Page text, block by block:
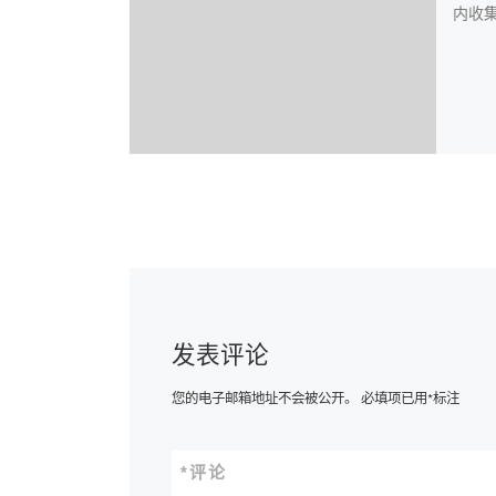
内收
发表评论
您的电子邮箱地址不会被公开。 必填项已用*标注
评论
*